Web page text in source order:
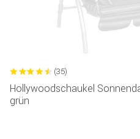
(35)
Hollywoodschaukel
grün